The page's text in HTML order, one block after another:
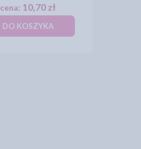
cena: 10,70 zł
DO KOSZYKA